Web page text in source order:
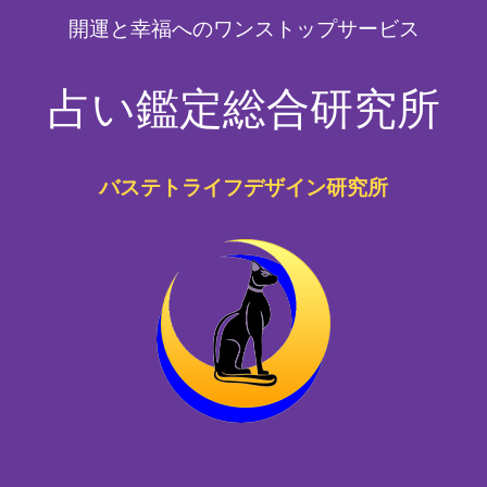
開運と幸福へのワンストップサービス
占い鑑定総合研究所
バステトライフデザイン研究所